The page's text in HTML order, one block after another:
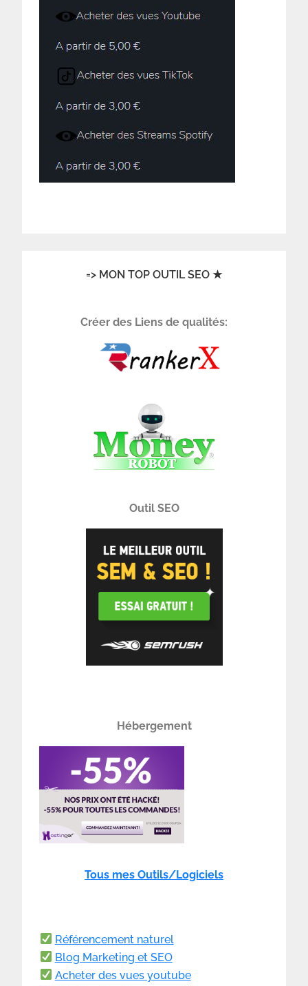
=> MON TOP OUTIL SEO ★
Créer des Liens de qualités:
Outil SEO
Hébergement
Tous mes Outils/Logiciels
Référencement naturel
Blog Marketing et SEO
Acheter des vues youtube